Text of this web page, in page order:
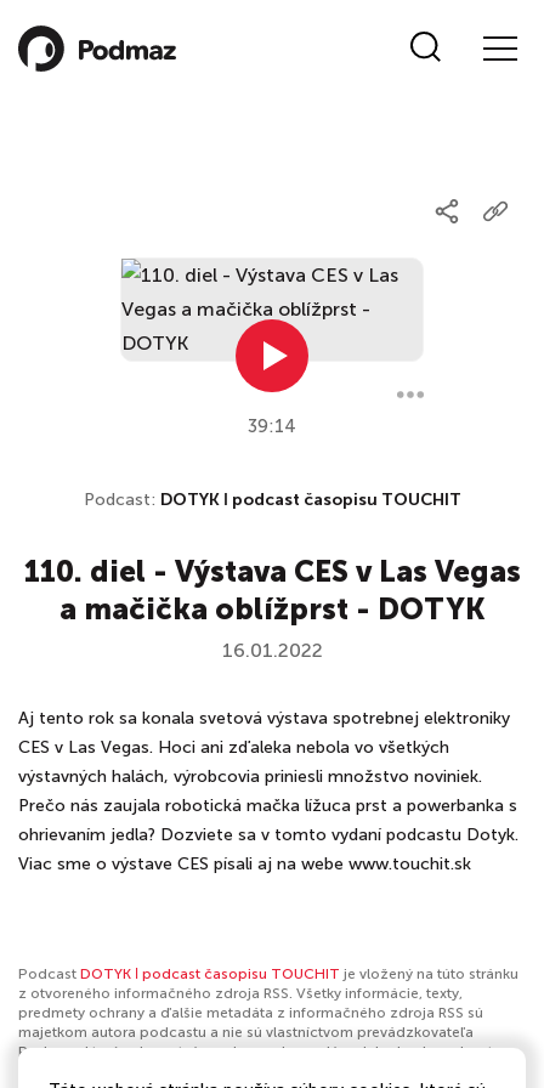
39:14
Podcast: DOTYK ǀ podcast časopisu TOUCHIT
110. diel - Výstava CES v Las Vegas
a mačička oblížprst - DOTYK
16.01.2022
Aj tento rok sa konala svetová výstava spotrebnej elektroniky
CES v Las Vegas. Hoci ani zďaleka nebola vo všetkých
výstavných halách, výrobcovia priniesli množstvo noviniek.
Prečo nás zaujala robotická mačka lížuca prst a powerbanka s
ohrievaním jedla? Dozviete sa v tomto vydaní podcastu Dotyk.
Viac sme o výstave CES písali aj na webe www.touchit.sk
Podcast DOTYK ǀ podcast časopisu TOUCHIT je vložený na túto stránku
z otvoreného informačného zdroja RSS. Všetky informácie, texty,
predmety ochrany a ďalšie metadáta z informačného zdroja RSS sú
majetkom autora podcastu a nie sú vlastníctvom prevádzkovateľa
Podmaz, ktorý ani nevytvára ani nezodpovedá za ich obsah podcastov.